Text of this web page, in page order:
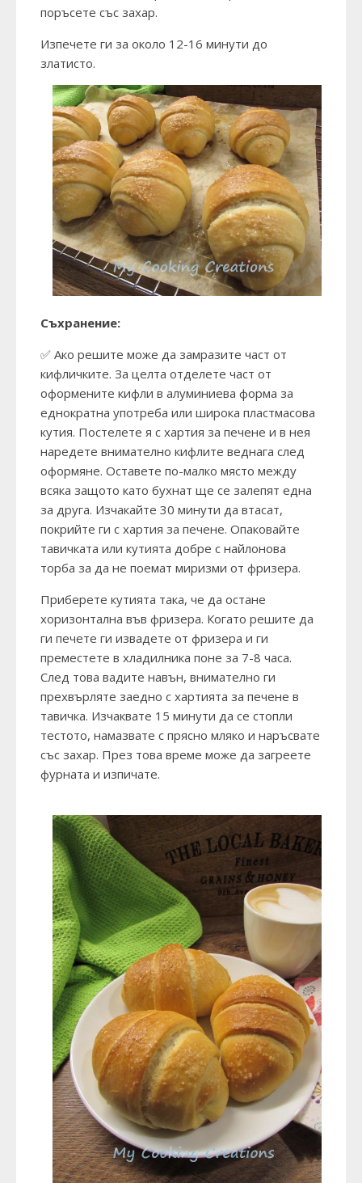
поръсете със захар.
Изпечете ги за около 12-16 минути до
златисто.
Съхранение:
✅ Ако решите може да замразите част от
кифличките. За целта отделете част от
оформените кифли в алуминиева форма за
еднократна употреба или широка пластмасова
кутия. Постелете я с хартия за печене и в нея
наредете внимателно кифлите веднага след
оформяне. Оставете по-малко място между
всяка защото като бухнат ще се залепят една
за друга. Изчакайте 30 минути да втасат,
покрийте ги с хартия за печене. Опаковайте
тавичката или кутията добре с найлонова
торба за да не поемат миризми от фризера.
Приберете кутията така, че да остане
хоризонтална във фризера. Когато решите да
ги печете ги извадете от фризера и ги
преместете в хладилника поне за 7-8 часа.
След това вадите навън, внимателно ги
прехвърляте заедно с хартията за печене в
тавичка. Изчаквате 15 минути да се стопли
тестото, намазвате с прясно мляко и наръсвате
със захар. През това време може да загреете
фурната и изпичате.